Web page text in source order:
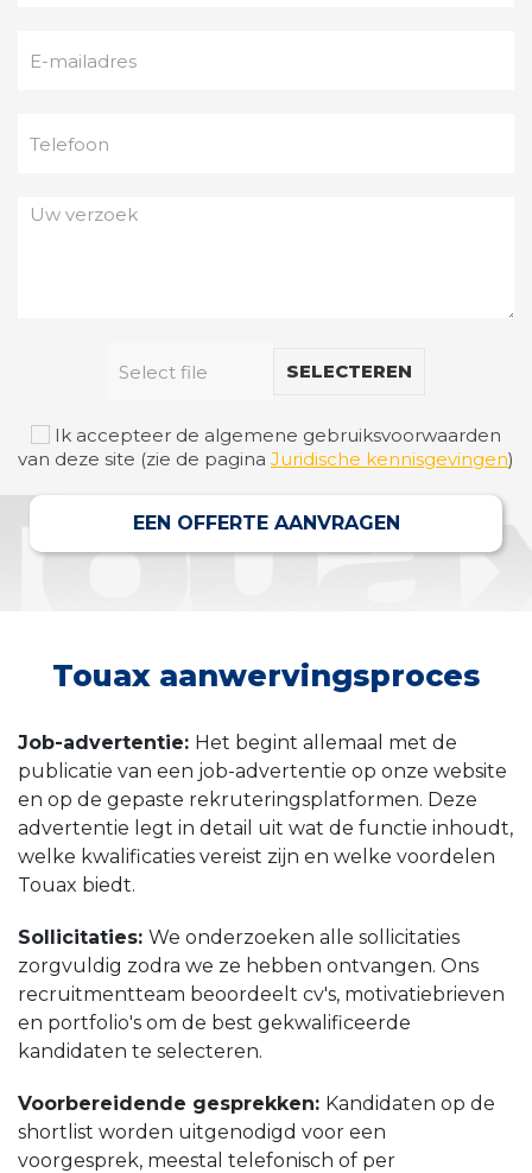
SELECTEREN
Ik accepteer de algemene gebruiksvoorwaarden
van deze site (zie de pagina Juridische kennisgevingen)
EEN OFFERTE AANVRAGEN
Touax aanwervingsproces
Job-advertentie: Het begint allemaal met de
publicatie van een job-advertentie op onze website
en op de gepaste rekruteringsplatformen. Deze
advertentie legt in detail uit wat de functie inhoudt,
welke kwalificaties vereist zijn en welke voordelen
Touax biedt.
Sollicitaties: We onderzoeken alle sollicitaties
zorgvuldig zodra we ze hebben ontvangen. Ons
recruitmentteam beoordeelt cv's, motivatiebrieven
en portfolio's om de best gekwalificeerde
kandidaten te selecteren.
Voorbereidende gesprekken: Kandidaten op de
shortlist worden uitgenodigd voor een
voorgesprek, meestal telefonisch of per